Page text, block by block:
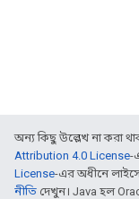
অন্য কিছু উল্লেখ না করা
Attribution 4.0 License-
License-এর অধীনে
নীতি দেখুন। Java হল